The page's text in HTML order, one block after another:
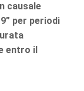
causale
per periodi
entro il